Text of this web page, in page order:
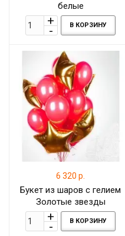
белые
В КОРЗИНУ
6 320 р.
Букет из шаров с гелием
Золотые звезды
В КОРЗИНУ